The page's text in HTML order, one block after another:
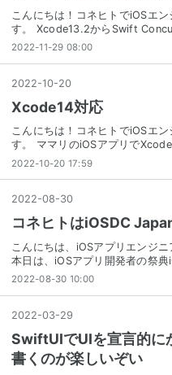
こんにちは！コネヒトでiOSエ
す。 Xcode13.2からSwift
2022-11-29 08:00
2022-10-20
Xcode14対応
こんにちは！コネヒトでiOSエ
す。 ママリのiOSアプリで
2022-10-20 17:59
2022-08-30
コネヒトはiOSDC
こんにちは、iOSアプリエンジ
本日は、iOSアプリ開発者の祭
2022-08-30 10:00
2022-03-29
SwiftUIでUIを宣言的に
書くのが楽しいぞい